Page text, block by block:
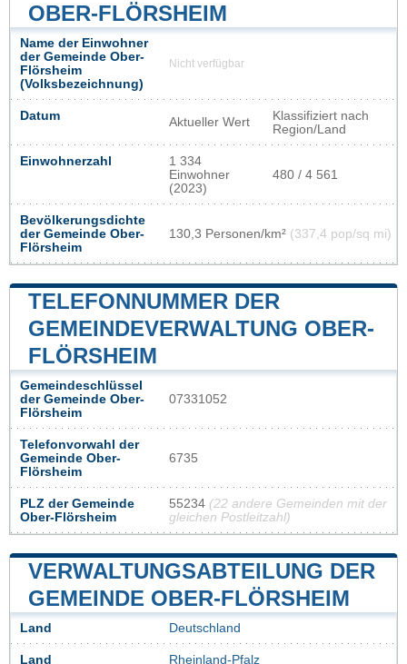
OBER-FLÖRSHEIM
Name der Einwohner
der Gemeinde Ober-
Flörsheim
(Volksbezeichnung)
Nicht verfügbar
Datum Aktueller Wert
Klassifiziert nach
Region/Land
Einwohnerzahl
1 334
Einwohner
(2023)
480 / 4 561
Bevölkerungsdichte
der Gemeinde Ober-
Flörsheim
130,3 Personen/km² (337,4 pop/sq mi)
TELEFONNUMMER DER
GEMEINDEVERWALTUNG OBER-
FLÖRSHEIM
Gemeindeschlüssel
der Gemeinde Ober-
Flörsheim
07331052
Telefonvorwahl der
Gemeinde Ober-
Flörsheim
6735
PLZ der Gemeinde
Ober-Flörsheim
55234 (22 andere Gemeinden mit der
gleichen Postleitzahl)
VERWALTUNGSABTEILUNG DER
GEMEINDE OBER-FLÖRSHEIM
Land Deutschland
Land Rheinland-Pfalz